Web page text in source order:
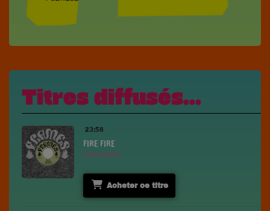
Titres diffusés...
23:58
FIRE FIRE
Flora Adams
Acheter ce titre